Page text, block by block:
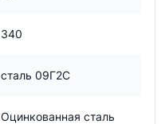
340
сталь 09Г2С
Оцинкованная сталь